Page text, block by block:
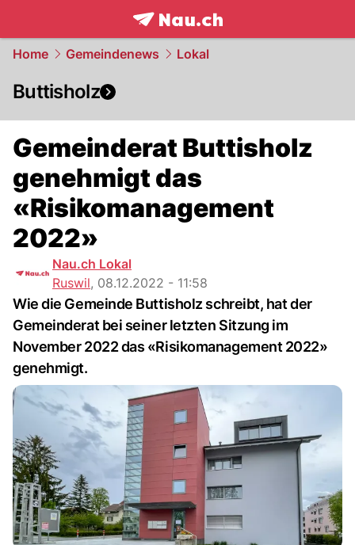
frontpage.NAU.ch
Home Gemeindenews Lokal
Buttisholz
Gemeinderat Buttisholz
genehmigt das
«Risikomanagement
2022»
Nau.ch Lokal
Ruswil, 08.12.2022 - 11:58
Wie die Gemeinde Buttisholz schreibt, hat der
Gemeinderat bei seiner letzten Sitzung im
November 2022 das «Risikomanagement 2022»
genehmigt.